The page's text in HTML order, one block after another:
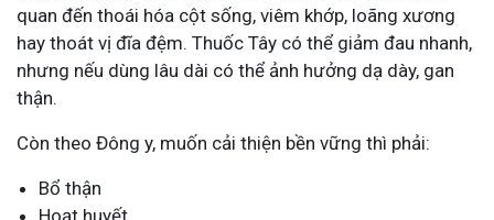
quan đến thoái hóa cột sống, viêm khớp, loãng xương
hay thoát vị đĩa đệm. Thuốc Tây có thể giảm đau nhanh,
nhưng nếu dùng lâu dài có thể ảnh hưởng dạ dày, gan
thận.
Còn theo Đông y, muốn cải thiện bền vững thì phải:
Bổ thận
Hoạt huyết